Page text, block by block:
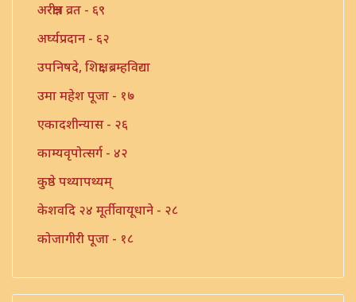
अरक्षीत्र व्रत - ६९
अर्घ्यप्रदान - ६२
उपनिषदे, शिक्षा, ब्रम्हविद्या
उमा महेश पूजा - १७
एकादशीन्यास - २६
काम्यवृपोत्सर्ग - ४२
कुष्ठे पथ्यापथ्यम्
केशवदि २४ मूर्तीवायूधाने - २८
कोजागीरी पूजा - १८
गणपति पार्थिव पूजा - ५६